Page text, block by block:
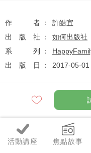
活動講座 焦點故事
作者
許皓宜
出版社
如何出版社
系列
出版日
2017-05-01
定價 $320
優惠價 折